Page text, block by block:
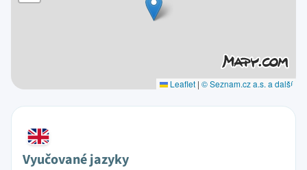
Leaflet | © Seznam.cz a.s. a další
Vyučované jazyky